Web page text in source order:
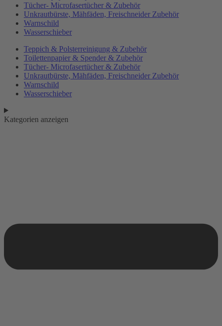
Tücher- Microfasertücher & Zubehör
Unkrautbürste, Mähfäden, Freischneider Zubehör
Warnschild
Wasserschieber
Teppich & Polsterreinigung & Zubehör
Toilettenpapier & Spender & Zubehör
Tücher- Microfasertücher & Zubehör
Unkrautbürste, Mähfäden, Freischneider Zubehör
Warnschild
Wasserschieber
Kategorien anzeigen